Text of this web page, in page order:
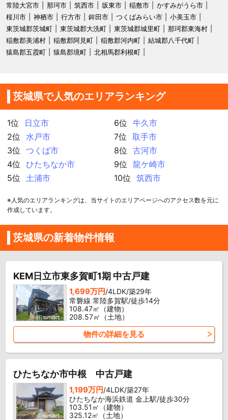
常陸大宮市
那珂市 筑西市 坂東市 稲敷市
かすみがうら市
桜川市
神栖市 行方市 鉾田市 つくばみらい市
小美玉市
東茨城郡茨城町
東茨城郡大洗町 東茨城郡城里町
那珂郡東海村
稲敷郡美浦村
稲敷郡阿見町 稲敷郡河内町
結城郡八千代町
猿島郡五霞町
猿島郡境町 北相馬郡利根町
茨城県で人気のエリアランキング
1位
日立市
2位
水戸市
3位
つくば市
4位
ひたちなか市
5位
土浦市
6位
牛久市
7位
取手市
8位
古河市
9位
龍ケ崎市
10位
筑西市
※人気のエリアランキングは、当サイトのエリアページへのアクセス数を元に
作成しています。
茨城県の新着物件情報
KEM日立市東多賀町1期 中古戸建
1,699万円/4LDK/築29年
常磐線 常陸多賀駅/徒歩14分
108.47㎡（建物）
208.57㎡（土地）
物件の詳細を見る
ひたちなか市中根 中古戸建
1,199万円/4LDK/築27年
ひたちなか海浜鉄道 金上駅/徒歩30分
103.51㎡（建物）
325.12㎡（土地）